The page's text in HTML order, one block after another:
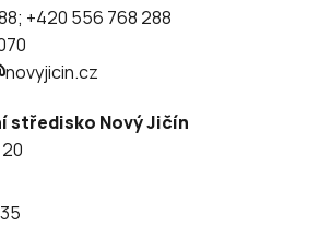
+420 556 768 288
novyjicin.cz
středisko Nový Jičín